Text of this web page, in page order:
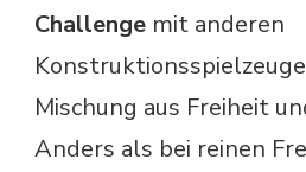
Challenge mit anderen
Mischung aus Freiheit
Anders als bei reinen